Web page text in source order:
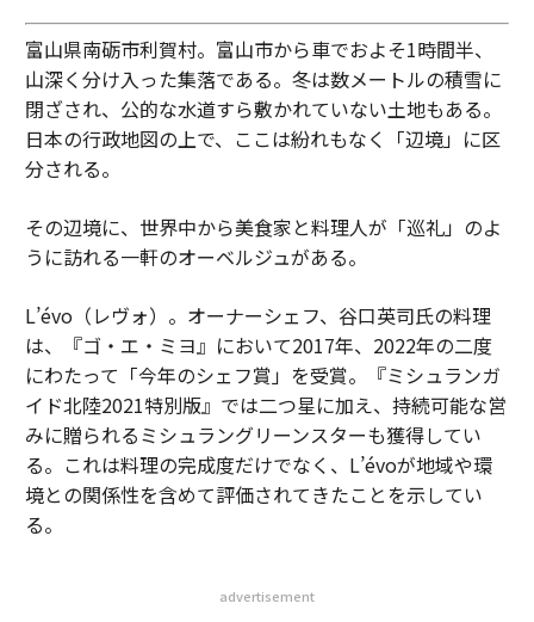
富山県南砺市利賀村。富山市から車でおよそ1時間半、
山深く分け入った集落である。冬は数メートルの積雪に
閉ざされ、公的な水道すら敷かれていない土地もある。
日本の行政地図の上で、ここは紛れもなく「辺境」に区
分される。
その辺境に、世界中から美食家と料理人が「巡礼」のよ
うに訪れる一軒のオーベルジュがある。
L’évo（レヴォ）。オーナーシェフ、谷口英司氏の料理
は、『ゴ・エ・ミヨ』において2017年、2022年の二度
にわたって「今年のシェフ賞」を受賞。『ミシュランガ
イド北陸2021特別版』では二つ星に加え、持続可能な営
みに贈られるミシュラングリーンスターも獲得してい
る。これは料理の完成度だけでなく、L’évoが地域や環
境との関係性を含めて評価されてきたことを示してい
る。
advertisement